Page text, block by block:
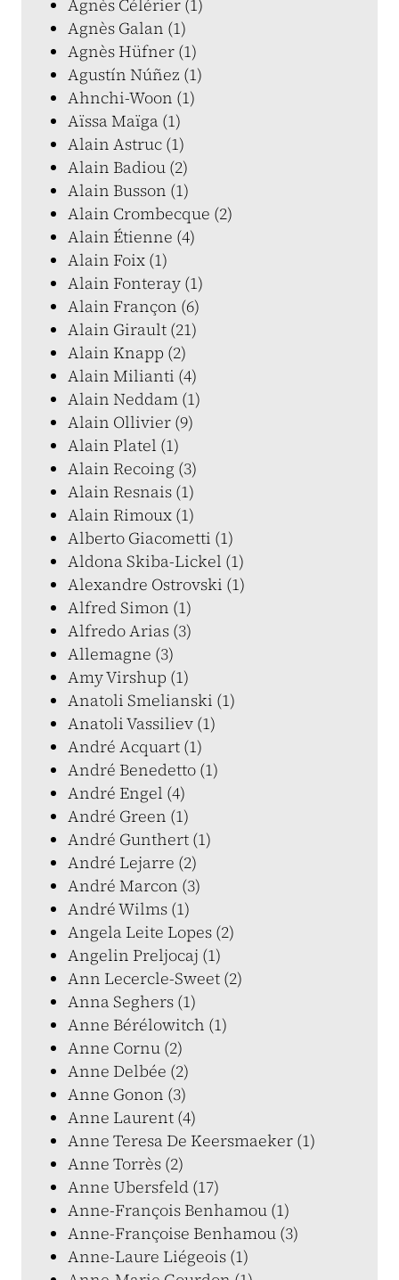
Agnès Célérier (1)
Agnès Galan (1)
Agnès Hüfner (1)
Agustín Núñez (1)
Ahnchi-Woon (1)
Aïssa Maïga (1)
Alain Astruc (1)
Alain Badiou (2)
Alain Busson (1)
Alain Crombecque (2)
Alain Étienne (4)
Alain Foix (1)
Alain Fonteray (1)
Alain Françon (6)
Alain Girault (21)
Alain Knapp (2)
Alain Milianti (4)
Alain Neddam (1)
Alain Ollivier (9)
Alain Platel (1)
Alain Recoing (3)
Alain Resnais (1)
Alain Rimoux (1)
Alberto Giacometti (1)
Aldona Skiba-Lickel (1)
Alexandre Ostrovski (1)
Alfred Simon (1)
Alfredo Arias (3)
Allemagne (3)
Amy Virshup (1)
Anatoli Smelianski (1)
Anatoli Vassiliev (1)
André Acquart (1)
André Benedetto (1)
André Engel (4)
André Green (1)
André Gunthert (1)
André Lejarre (2)
André Marcon (3)
André Wilms (1)
Angela Leite Lopes (2)
Angelin Preljocaj (1)
Ann Lecercle-Sweet (2)
Anna Seghers (1)
Anne Bérélowitch (1)
Anne Cornu (2)
Anne Delbée (2)
Anne Gonon (3)
Anne Laurent (4)
Anne Teresa De Keersmaeker (1)
Anne Torrès (2)
Anne Ubersfeld (17)
Anne-François Benhamou (1)
Anne-Françoise Benhamou (3)
Anne-Laure Liégeois (1)